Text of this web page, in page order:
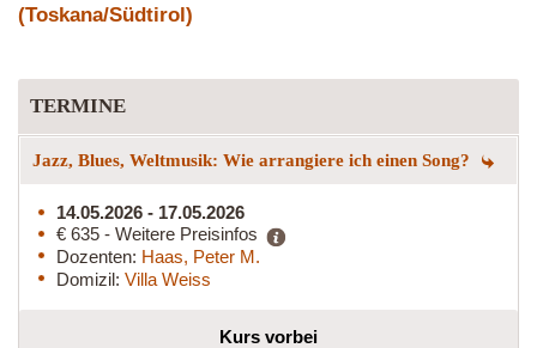
(Toskana/Südtirol)
TERMINE
Jazz, Blues, Weltmusik: Wie arrangiere ich einen Song?
14.05.2026 - 17.05.2026
€ 635 - Weitere Preisinfos
Dozenten: Haas, Peter M.
Domizil: Villa Weiss
Kurs vorbei